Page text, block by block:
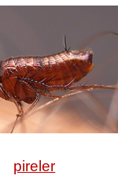
pireler